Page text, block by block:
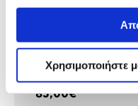
Χρησιμοποιήστε
85,00€